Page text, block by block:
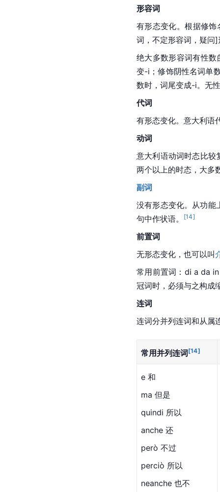
形容词
有形态变化。根据修
词，不定形容词，疑问
绝大多数形容词有性
变-i；修饰阴性名词单
数时，词尾变成-i。无
代词
有形态变化。意大利语
动词
意大利语动词时态比较
两个以上的时态，大多
副词
没有形态变化。从功能
句中作状语。 [14]
前置词
无形态变化，也可以叫
常用前置词：di a da
冠词时，必须与之构成
连词
连词分并列连词和从属
常用并列连词 [14]
e 和
ma 但是
quindi 所以
anche 还
però 不过
perciò 所以
neanche 也不